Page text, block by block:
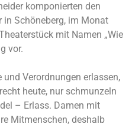
komponierten den
in Schöneberg, im Monat
mit Namen „Wie
vor.
Verordnungen erlassen,
heute, nur schmunzeln
– Erlass. Damen mit
Mitmenschen, deshalb